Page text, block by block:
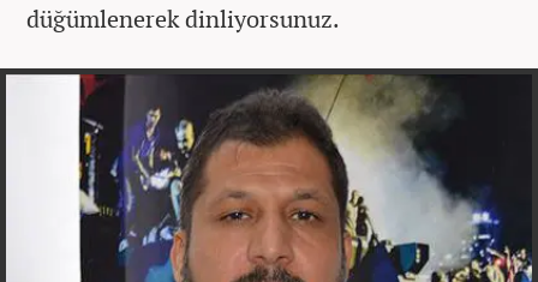
düğümlenerek dinliyorsunuz.